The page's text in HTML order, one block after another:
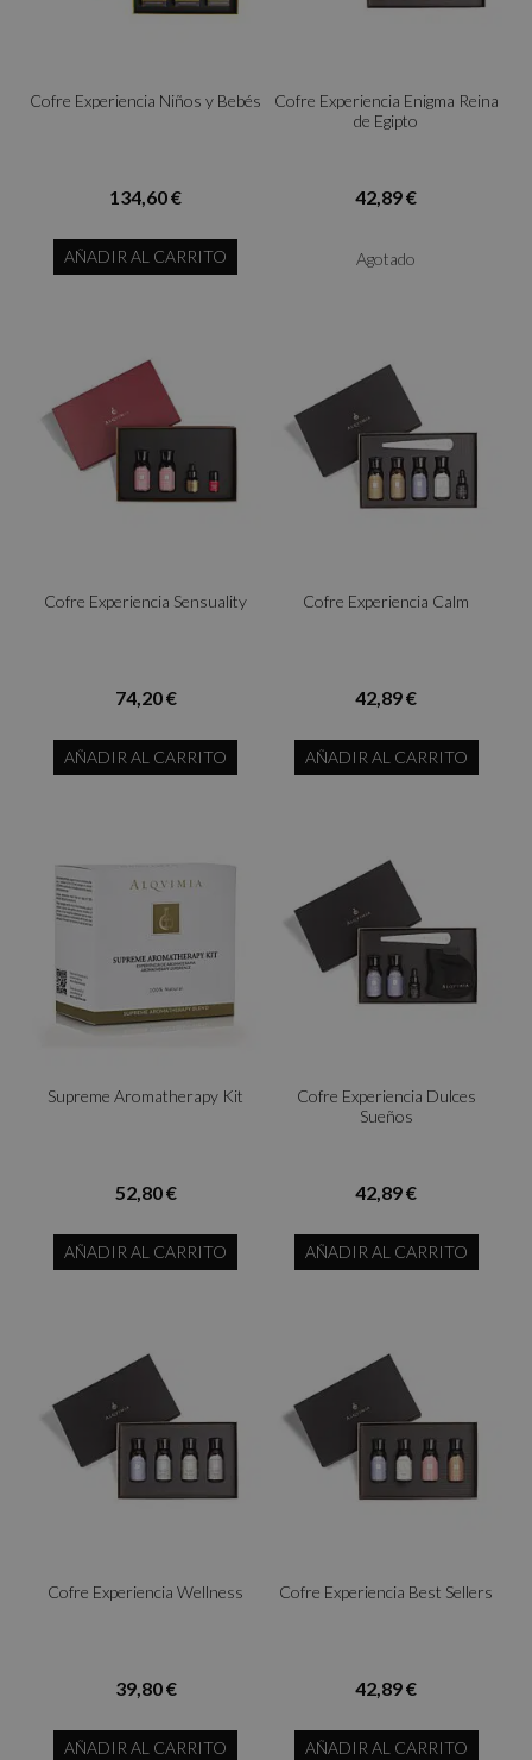
Cofre Experiencia Niños y Bebés
134,60 €
AÑADIR AL CARRITO
Cofre Experiencia Enigma Reina
de Egipto
42,89 €
Agotado
Cofre Experiencia Sensuality
74,20 €
AÑADIR AL CARRITO
Cofre Experiencia Calm
42,89 €
AÑADIR AL CARRITO
Supreme Aromatherapy Kit
52,80 €
AÑADIR AL CARRITO
Cofre Experiencia Dulces
Sueños
42,89 €
AÑADIR AL CARRITO
Cofre Experiencia Wellness
39,80 €
AÑADIR AL CARRITO
Cofre Experiencia Best Sellers
42,89 €
AÑADIR AL CARRITO